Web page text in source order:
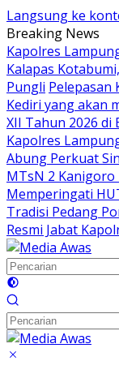
Langsung ke
Breaking News
Kapolres
Kalapas
Pungli Pelepasan
Kediri yang akan
XII Tahun 2026
Kapolres
Abung Perkuat
MTsN 2 Kanigoro
Memperingati
Tradisi Pedang
Resmi Jabat